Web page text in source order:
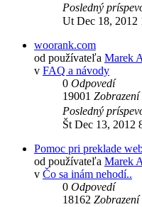
Posledný
Ut Dec 18, 2012
woorank.com
od používateľa Marek
v FAQ a návody
0 Odpovedí
19001 Zobrazení
Posledný
Št Dec 13, 2012
Pomoc pri preklade
od používateľa Marek
v Čo sa inám nehodí..
0 Odpovedí
18162 Zobrazení